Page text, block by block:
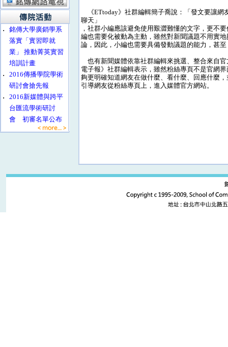
‧
銘傳大學廣銷學系
落實「實習即就
業」 推動菁英實習
培訓計畫
‧
2016傳播學院學術
研討會搶先報
‧
2016新媒體與跨平
台匯流學術研討
會 初審名單公布
《ETtoday》社群編輯簡子喬說：「發文要讓網
聊天」
，社群小編應該避免使用艱澀難懂的文字，更不
編也需要化被動為主動，雖然對新聞議題不用實
論，因此，小編也需要具備發動議題的能力，甚
也有新聞媒體依靠社群編輯來挑選、整合來自
電子報》社群編輯表示，雖然粉絲專頁不是官網
夠更明確知道網友在做什麼、看什麼、回應什麼
引導網友從粉絲專頁上，進入媒體官方網站。